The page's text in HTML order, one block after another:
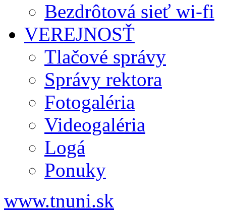
Bezdrôtová sieť wi-fi
VEREJNOSŤ
Tlačové správy
Správy rektora
Fotogaléria
Videogaléria
Logá
Ponuky
www.tnuni.sk